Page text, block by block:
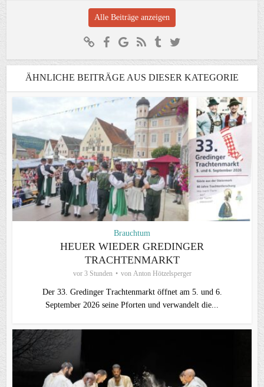
Alle Beiträge anzeigen
ÄHNLICHE BEITRÄGE AUS DIESER KATEGORIE
Brauchtum
HEUER WIEDER GREDINGER
TRACHTENMARKT
vor 3 Stunden von Anton Hötzelsperger
Der 33. Gredinger Trachtenmarkt öffnet am 5. und 6.
September 2026 seine Pforten und verwandelt die...